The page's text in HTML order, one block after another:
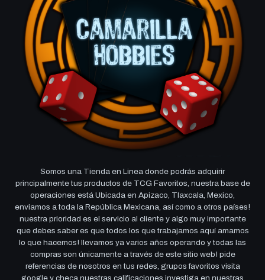
Somos una Tienda en Linea donde podrás adquirir
principalmente tus productos de TCG Favoritos, nuestra base de
operaciones está Ubicada en Apizaco, Tlaxcala, Mexico,
enviamos a toda la República Mexicana, así como a otros países!
nuestra prioridad es el servicio al cliente y algo muy importante
que debes saber es que todos los que trabajamos aquí amamos
lo que hacemos! llevamos ya varios años operando y todas las
compras son únicamente a través de este sitio web! pide
referencias de nosotros en tus redes, grupos favoritos visita
google y checa nuestras calificaciones investiga en nuestras